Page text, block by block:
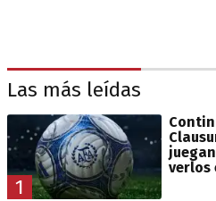
Las más leídas
1
verlos